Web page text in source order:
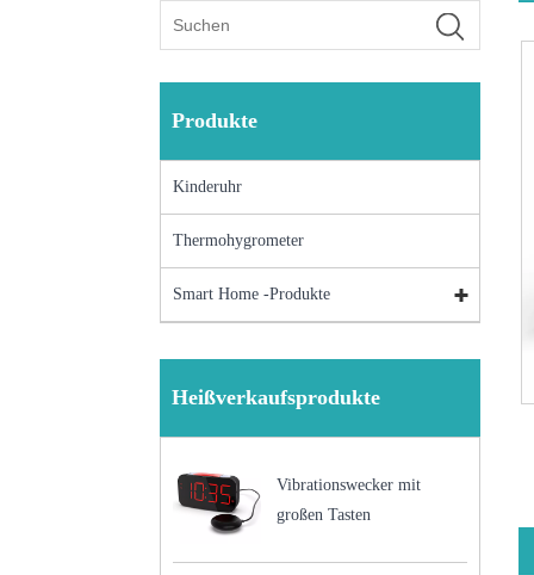
Produkte
Kinderuhr
Thermohygrometer
Smart Home -Produkte
Heißverkaufsprodukte
Vibrationswecker mit
großen Tasten